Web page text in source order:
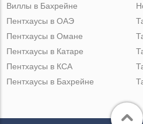
Виллы в Бахрейне
Пентхаусы в ОАЭ
Пентхаусы в Омане
Пентхаусы в Катаре
Пентхаусы в КСА
Пентхаусы в Бахрейне